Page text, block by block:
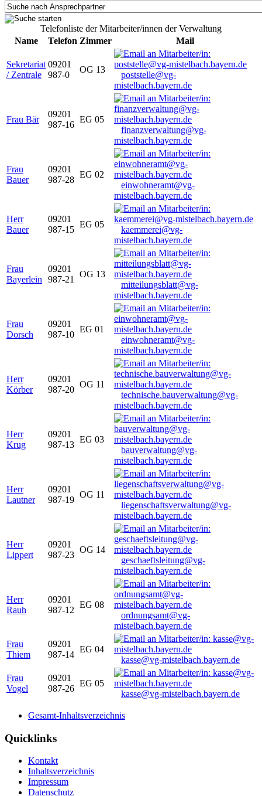
Telefonliste der Mitarbeiter/innen der Verwaltung
Name
Telefon Zimmer Mail
Sekretariat
/ Zentrale
09201
987-0
OG 13
poststelle@vg-
mistelbach.bayern.de
Frau Bär
09201
987-16
EG 05
finanzverwaltung@vg-
mistelbach.bayern.de
Frau
Bauer
09201
987-28
EG 02
einwohneramt@vg-
mistelbach.bayern.de
Herr
Bauer
09201
987-15
EG 05
kaemmerei@vg-
mistelbach.bayern.de
Frau
Bayerlein
09201
987-21
OG 13
mitteilungsblatt@vg-
mistelbach.bayern.de
Frau
Dorsch
09201
987-10
EG 01
einwohneramt@vg-
mistelbach.bayern.de
Herr
Körber
09201
987-20
OG 11
technische.bauverwaltung@vg-
mistelbach.bayern.de
Herr
Krug
09201
987-13
EG 03
bauverwaltung@vg-
mistelbach.bayern.de
Herr
Lautner
09201
987-19
OG 11
liegenschaftsverwaltung@vg-
mistelbach.bayern.de
Herr
Lippert
09201
987-23
OG 14
geschaeftsleitung@vg-
mistelbach.bayern.de
Herr
Rauh
09201
987-12
EG 08
ordnungsamt@vg-
mistelbach.bayern.de
Frau
Thiem
09201
987-14
EG 04
kasse@vg-mistelbach.bayern.de
Frau
Vogel
09201
987-26
EG 05
kasse@vg-mistelbach.bayern.de
Gesamt-Inhaltsverzeichnis
Quicklinks
Kontakt
Inhaltsverzeichnis
Impressum
Datenschutz